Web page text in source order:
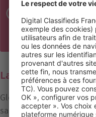
vous constatez
le cas, pas de
d'autres
La garantie
Globalement, cette
sa structure, ou bien